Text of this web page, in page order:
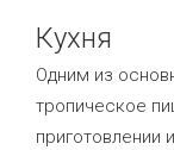
Кухня
Одним из
тропическое
приготовлении